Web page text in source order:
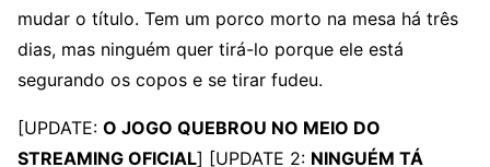
mudar o título. Tem um porco morto na mesa há três
dias, mas ninguém quer tirá-lo porque ele está
segurando os copos e se tirar fudeu.
[UPDATE: O JOGO QUEBROU NO MEIO DO
STREAMING OFICIAL] [UPDATE 2: NINGUÉM TÁ